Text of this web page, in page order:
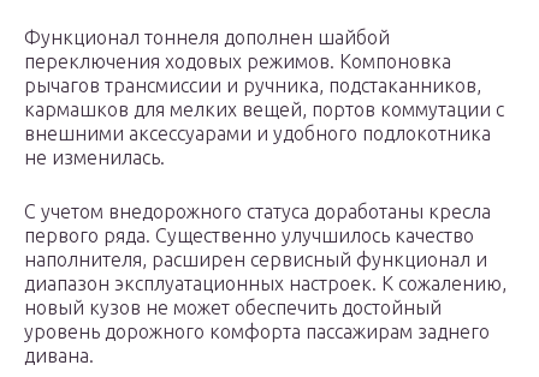
Функционал тоннеля дополнен шайбой
переключения ходовых режимов. Компоновка
рычагов трансмиссии и ручника, подстаканников,
кармашков для мелких вещей, портов коммутации с
внешними аксессуарами и удобного подлокотника
не изменилась.
С учетом внедорожного статуса доработаны кресла
первого ряда. Существенно улучшилось качество
наполнителя, расширен сервисный функционал и
диапазон эксплуатационных настроек. К сожалению,
новый кузов не может обеспечить достойный
уровень дорожного комфорта пассажирам заднего
дивана.